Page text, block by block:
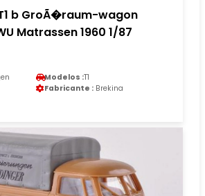
b GroÃ�raum-wagon
Matrassen 1960 1/87
Modelos :T1
Fabricante : Brekina